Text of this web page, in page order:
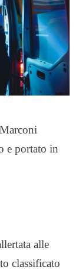
e portato in
alle
classificato